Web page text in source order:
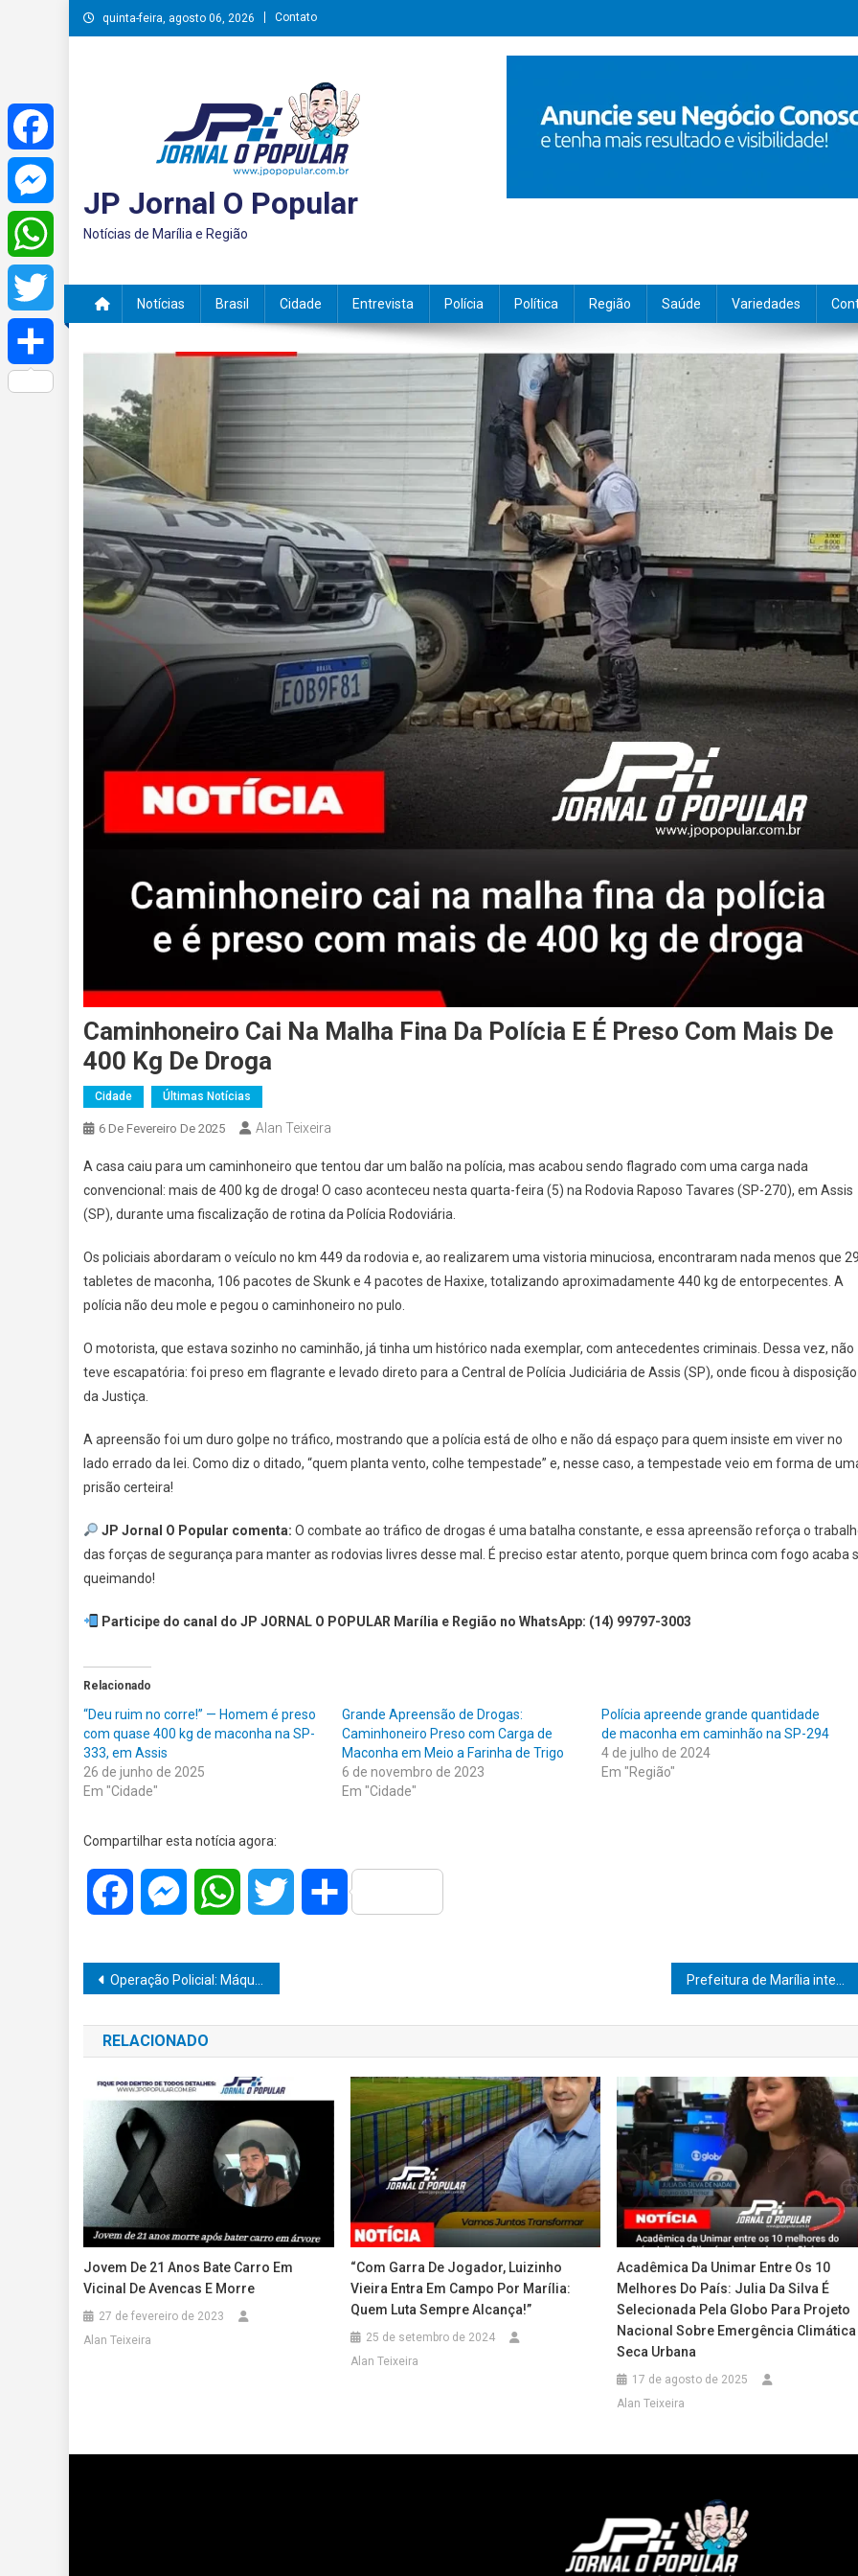
Skip
to
quinta-feira, agosto 06, 2026 Contato
JP Jornal O Popular
Notícias de Marília e Região
Notícias Brasil Cidade Entrevista Polícia Política Região Saúde Variedades
Caminhoneiro Cai Na Malha Fina Da Polícia E É Preso Com Mais De
400 Kg De Droga
Cidade Últimas Notícias
6 De Fevereiro De 2025 Alan Teixeira
A casa caiu para um caminhoneiro que tentou dar um balão na polícia, mas acabou sendo flagrado com uma carga nada
convencional: mais de 400 kg de droga! O caso aconteceu nesta quarta-feira (5) na Rodovia Raposo Tavares (SP-270), em Assis
(SP), durante uma fiscalização de rotina da Polícia Rodoviária.
Os policiais abordaram o veículo no km 449 da rodovia e, ao realizarem uma vistoria minuciosa, encontraram nada menos que
tabletes de maconha, 106 pacotes de Skunk e 4 pacotes de Haxixe, totalizando aproximadamente 440 kg de entorpecentes. A
polícia não deu mole e pegou o caminhoneiro no pulo.
O motorista, que estava sozinho no caminhão, já tinha um histórico nada exemplar, com antecedentes criminais. Dessa vez, não
teve escapatória: foi preso em flagrante e levado direto para a Central de Polícia Judiciária de Assis (SP), onde ficou à disposição
da Justiça.
A apreensão foi um duro golpe no tráfico, mostrando que a polícia está de olho e não dá espaço para quem insiste em viver no
lado errado da lei. Como diz o ditado, “quem planta vento, colhe tempestade” e, nesse caso, a tempestade veio em forma de
prisão certeira!
JP Jornal O Popular comenta: O combate ao tráfico de drogas é uma batalha constante, e essa apreensão reforça o
das forças de segurança para manter as rodovias livres desse mal. É preciso estar atento, porque quem brinca com fogo acaba
queimando!
Participe do canal do JP JORNAL O POPULAR Marília e Região no WhatsApp: (14) 99797-3003
Relacionado
“Deu ruim no corre!” — Homem é preso
com quase 400 kg de maconha na SP-
333, em Assis
26 de junho de 2025
Em "Cidade"
Grande Apreensão de Drogas:
Caminhoneiro Preso com Carga de
Maconha em Meio a Farinha de Trigo
6 de novembro de 2023
Em "Cidade"
Polícia apreende grande quantidade
de maconha em caminhão na SP-294
4 de julho de 2024
Em "Região"
Compartilhar esta notícia agora:
Facebook MessengerWhatsAppTwitter Share
Navegação
de
Post
Operação Policial: Máquinas Caça-Níquel São Apreendidas em Oriente!
RELACIONADO
Jovem De 21 Anos Bate Carro Em
Vicinal De Avencas E Morre
27 de fevereiro de 2023
Alan Teixeira
“Com Garra De Jogador, Luizinho
Vieira Entra Em Campo Por Marília:
Quem Luta Sempre Alcança!”
25 de setembro de 2024
Alan Teixeira
Acadêmica Da Unimar Entre Os 10
Melhores Do País: Julia Da Silva É
Selecionada Pela Globo Para Projeto
Nacional Sobre Emergência Climática
Seca Urbana
17 de agosto de 2025
Alan Teixeira
Facebook
Messenger
WhatsApp
Twitter
Share